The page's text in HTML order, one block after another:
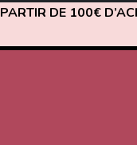
DE 100€